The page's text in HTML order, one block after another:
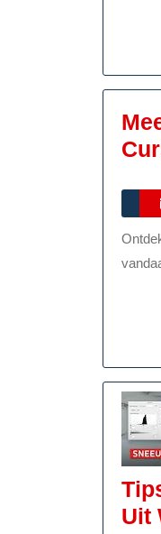
Ontdek de Magie van Smartphone Fotografie: Cursus om Je Skills te Verbeteren In de wereld van
Uit